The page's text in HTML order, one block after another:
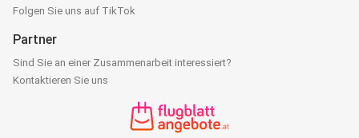
Folgen Sie uns auf TikTok
Partner
Sind Sie an einer Zusammenarbeit interessiert?
Kontaktieren Sie uns